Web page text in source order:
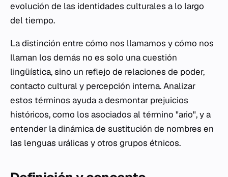
evolución de las identidades culturales a lo largo
del tiempo.
La distinción entre cómo nos llamamos y cómo nos
llaman los demás no es solo una cuestión
lingüística, sino un reflejo de relaciones de poder,
contacto cultural y percepción interna. Analizar
estos términos ayuda a desmontar prejuicios
históricos, como los asociados al término "ario", y a
entender la dinámica de sustitución de nombres en
las lenguas urálicas y otros grupos étnicos.